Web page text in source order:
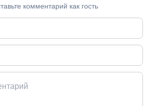
комментарий как гость